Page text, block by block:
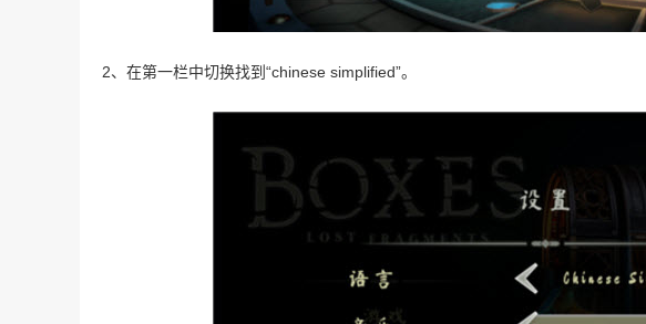
2、在第一栏中切换找到“chinese simplified”。